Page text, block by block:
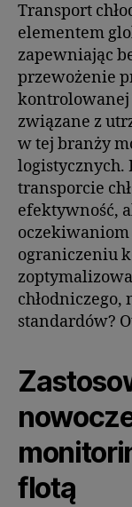
Transport
elementem
zapewniając
przewożenie
kontrolowanej
związane z
w tej branży
logistycznych.
transporcie
efektywność,
ograniczeniu
chłodniczego,
standardów?
flotą